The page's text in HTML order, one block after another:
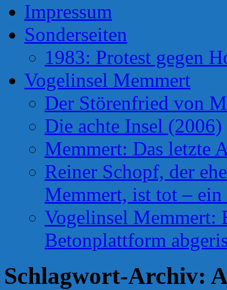
Impressum
Sonderseiten
1983: Protest gegen
Vogelinsel Memmert
Der Störenfried von
Die achte Insel (2006)
Memmert: Das letzte
Reiner Schopf, der
Memmert, ist tot –
Vogelinsel Memmert:
Betonplattform
Schlagwort-Archiv: